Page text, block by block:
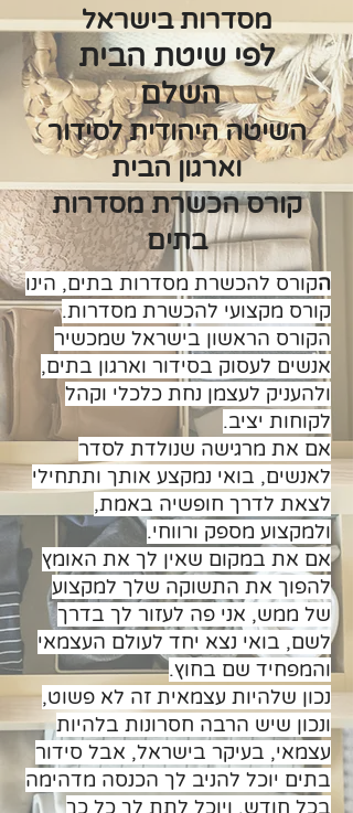
מסדרות בישראל
לפי שיטת הבית
השלם
השיטה היהודית לסידור
וארגון הבית
קורס הכשרת מסדרות
בתים
הקורס להכשרת מסדרות בתים, הינו
קורס מקצועי להכשרת מסדרות.
הקורס הראשון בישראל שמכשיר
אנשים לעסוק בסידור וארגון בתים,
ולהעניק לעצמן נחת כלכלי וקהל
לקוחות יציב.
אם את מרגישה שנולדת לסדר
לאנשים, בואי נמקצע אותך ותתחילי
לצאת לדרך חופשיה באמת,
ולמקצוע מספק ורווחי.
אם את במקום שאין לך את האומץ
להפוך את התשוקה שלך למקצוע
של ממש, אני פה לעזור לך בדרך
לשם, בואי נצא יחד לעולם העצמאי
והמפחיד שם בחוץ.
נכון שלהיות עצמאית זה לא פשוט,
ונכון שיש הרבה חסרונות בלהיות
עצמאי, בעיקר בישראל, אבל סידור
בתים יוכל להניב לך הכנסה מדהימה
בכל חודש, ויוכל לתת לך כל כך